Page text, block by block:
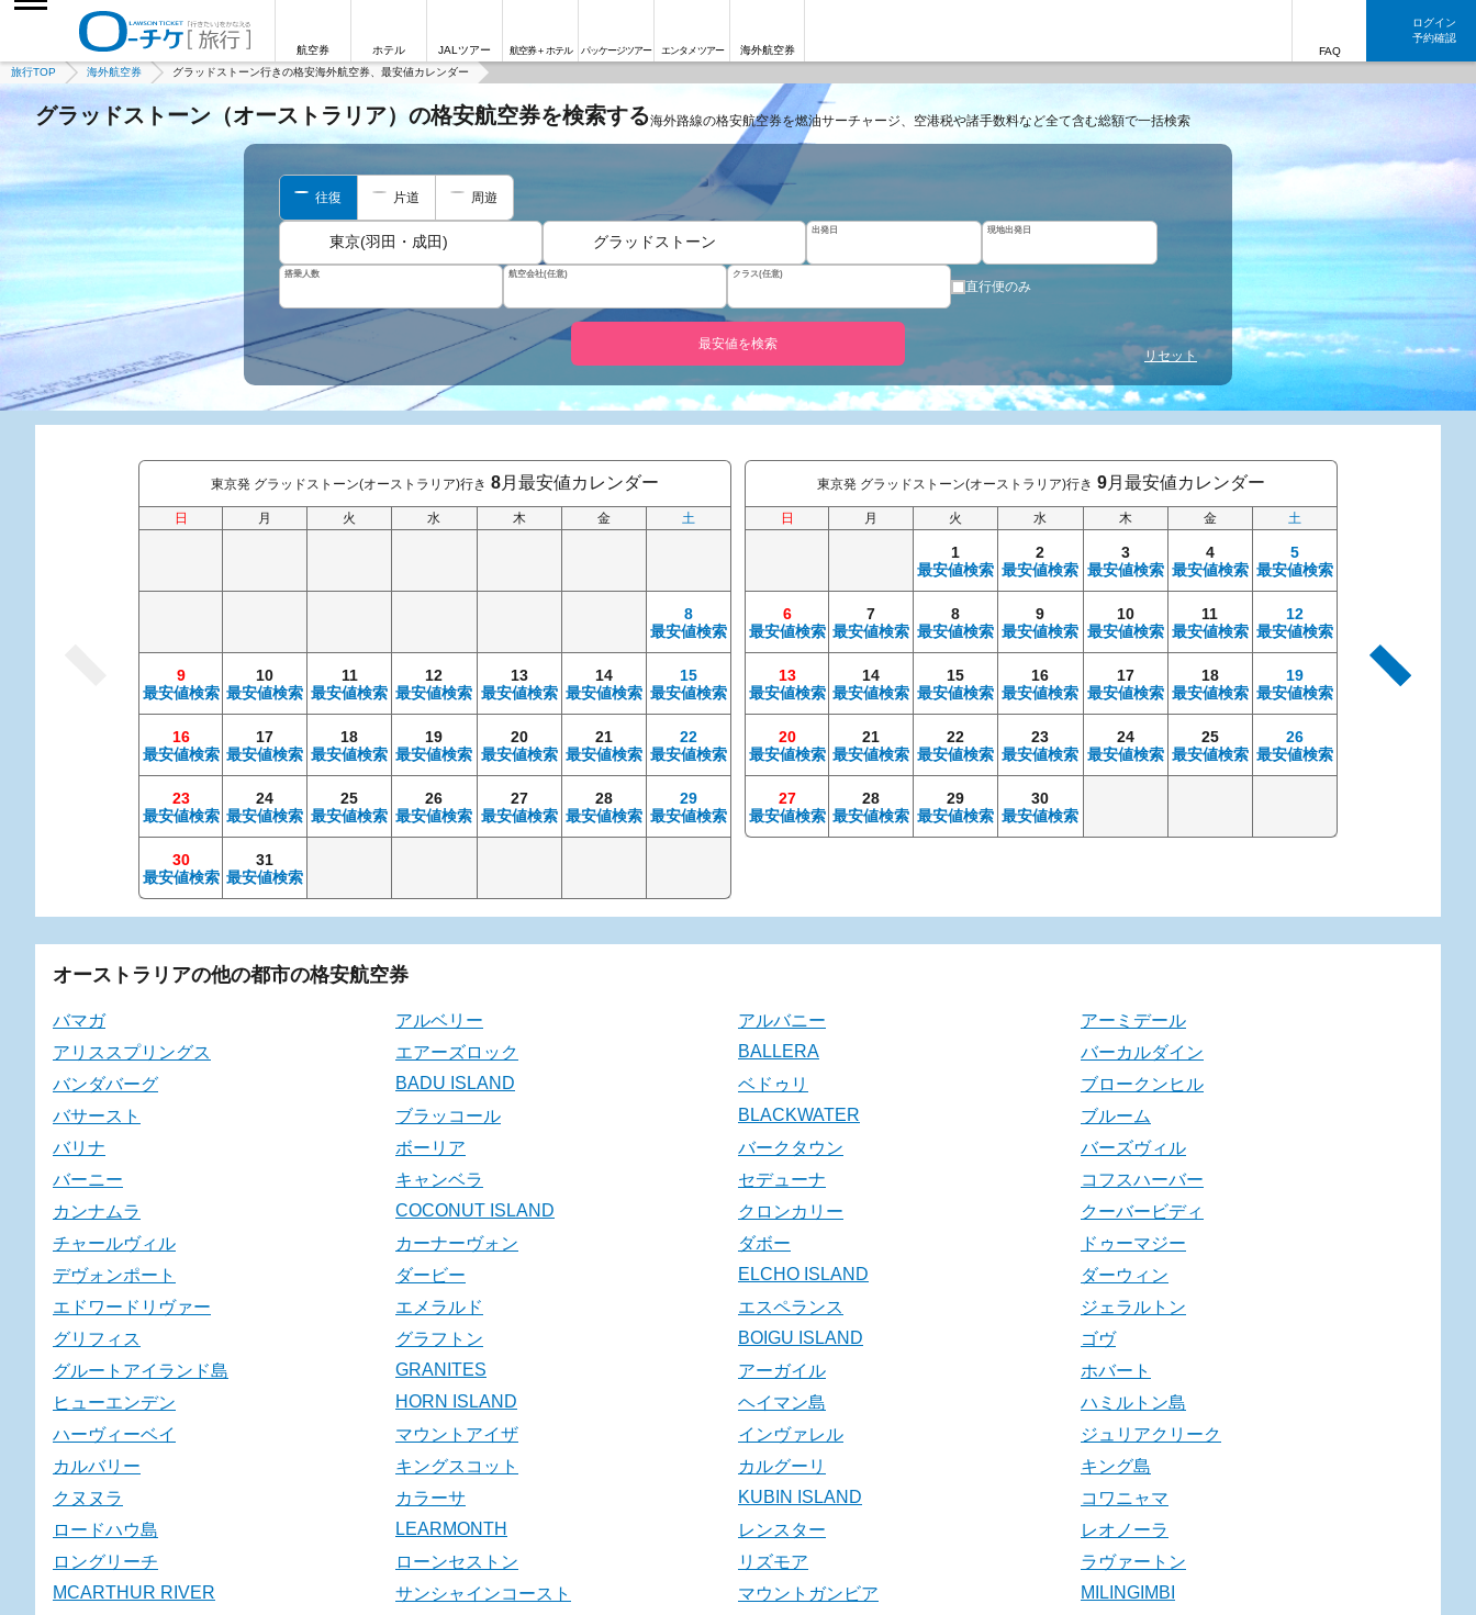
航空券 ホテル JALツアー 航空券＋ホテル パッケージツアー エンタメツアー 海外航空券 FAQ
ログイン
予約確認
旅行TOP 海外航空券 グラッドストーン行きの格安海外航空券、最安値カレンダー
グラッドストーン（オーストラリア）の格安航空券を検索する海外路線の格安航空券を燃油サーチャージ、空港税や諸手数料など全て含む総額で一括検索
往復 片道 周遊
東京(羽田・成田) グラッドストーン
出発日 現地出発日
搭乗人数 航空会社(任意) クラス(任意)
直行便のみ
最安値を検索
リセット
東京発 グラッドストーン(オーストラリア)行き 8月最安値カレンダー
日 月 火 水 木 金 土
8
最安値検索
9
最安値検索
10
最安値検索
11
最安値検索
12
最安値検索
13
最安値検索
14
最安値検索
15
最安値検索
16
最安値検索
17
最安値検索
18
最安値検索
19
最安値検索
20
最安値検索
21
最安値検索
22
最安値検索
23
最安値検索
24
最安値検索
25
最安値検索
26
最安値検索
27
最安値検索
28
最安値検索
29
最安値検索
30
最安値検索
31
最安値検索
東京発 グラッドストーン(オーストラリア)行き 9月最安値カレンダー
日 月 火 水 木 金 土
1
最安値検索
2
最安値検索
3
最安値検索
4
最安値検索
5
最安値検索
6
最安値検索
7
最安値検索
8
最安値検索
9
最安値検索
10
最安値検索
11
最安値検索
12
最安値検索
13
最安値検索
14
最安値検索
15
最安値検索
16
最安値検索
17
最安値検索
18
最安値検索
19
最安値検索
20
最安値検索
21
最安値検索
22
最安値検索
23
最安値検索
24
最安値検索
25
最安値検索
26
最安値検索
27
最安値検索
28
最安値検索
29
最安値検索
30
最安値検索
11
最安値検索
オーストラリアの他の都市の格安航空券
バマガ アルベリー アルバニー
アーミデール
アリススプリングス
エアーズロック BALLERA
バーカルダイン
バンダバーグ
BADU ISLAND ベドゥリ
ブロークンヒル
バサースト
ブラッコール BLACKWATER
ブルーム
バリナ
ボーリア バークタウン
バーズヴィル
バーニー
キャンベラ セデューナ
コフスハーバー
カンナムラ
COCONUT ISLAND クロンカリー
クーバービディ
チャールヴィル
カーナーヴォン ダボー
ドゥーマジー
デヴォンポート
ダービー ELCHO ISLAND
ダーウィン
エドワードリヴァー
エメラルド エスペランス
ジェラルトン
グリフィス
グラフトン BOIGU ISLAND
ゴヴ
グルートアイランド島
GRANITES アーガイル
ホバート
ヒューエンデン
HORN ISLAND ヘイマン島
ハミルトン島
ハーヴィーベイ
マウントアイザ インヴァレル
ジュリアクリーク
カルバリー
キングスコット カルグーリ
キング島
クヌヌラ
カラーサ KUBIN ISLAND
コワニャマ
ロードハウ島
LEARMONTH レンスター
レオノーラ
ロングリーチ
ローンセストン リズモア
ラヴァートン
MCARTHUR RIVER
サンシャインコースト マウントガンビア
MILINGIMBI